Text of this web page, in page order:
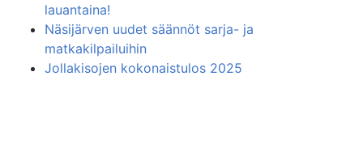
lauantaina!
Näsijärven uudet säännöt sarja- ja
matkakilpailuihin
Jollakisojen kokonaistulos 2025